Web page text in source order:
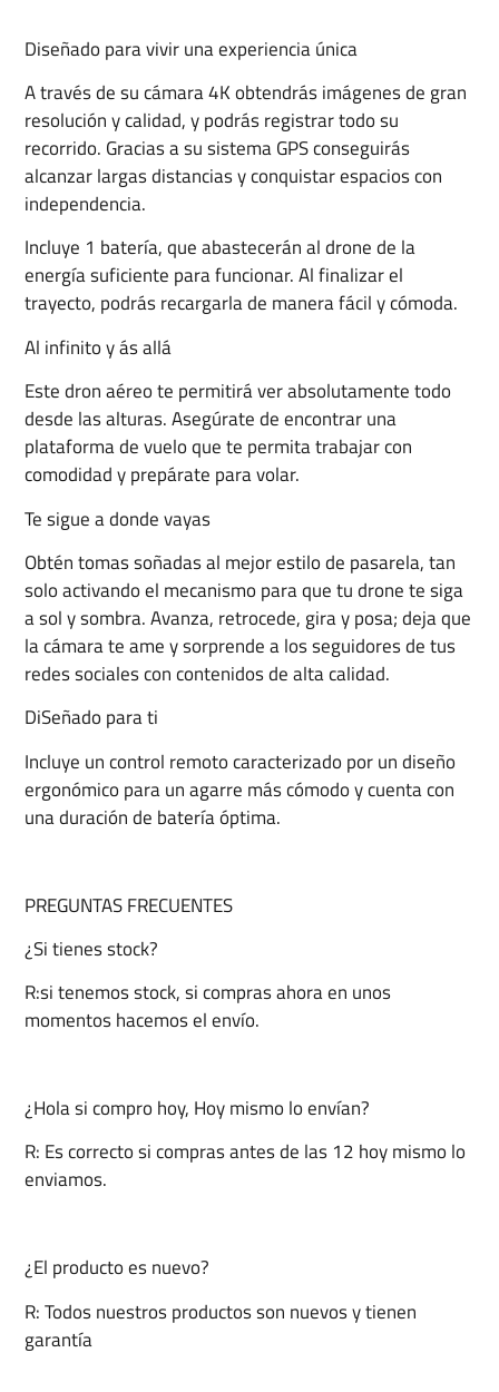
Diseñado para vivir una experiencia única
A través de su cámara 4K obtendrás imágenes de gran
resolución y calidad, y podrás registrar todo su
recorrido. Gracias a su sistema GPS conseguirás
alcanzar largas distancias y conquistar espacios con
independencia.
Incluye 1 batería, que abastecerán al drone de la
energía suficiente para funcionar. Al finalizar el
trayecto, podrás recargarla de manera fácil y cómoda.
Al infinito y ás allá
Este dron aéreo te permitirá ver absolutamente todo
desde las alturas. Asegúrate de encontrar una
plataforma de vuelo que te permita trabajar con
comodidad y prepárate para volar.
Te sigue a donde vayas
Obtén tomas soñadas al mejor estilo de pasarela, tan
solo activando el mecanismo para que tu drone te siga
a sol y sombra. Avanza, retrocede, gira y posa; deja que
la cámara te ame y sorprende a los seguidores de tus
redes sociales con contenidos de alta calidad.
DiSeñado para ti
Incluye un control remoto caracterizado por un diseño
ergonómico para un agarre más cómodo y cuenta con
una duración de batería óptima.
PREGUNTAS FRECUENTES
¿Si tienes stock?
R:si tenemos stock, si compras ahora en unos
momentos hacemos el envío.
¿Hola si compro hoy, Hoy mismo lo envían?
R: Es correcto si compras antes de las 12 hoy mismo lo
enviamos.
¿El producto es nuevo?
R: Todos nuestros productos son nuevos y tienen
garantía